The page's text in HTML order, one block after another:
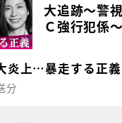
大追跡～警
Ｃ強行犯係
炎上…暴走する正義
分